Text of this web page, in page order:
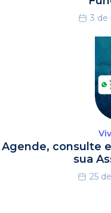
3 de
Agende, consulte
sua
25